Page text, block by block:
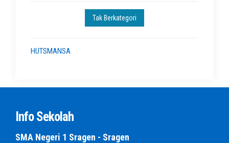
Tak Berkategori
HUTSMANSA
Info Sekolah
SMA Negeri 1 Sragen - Sragen